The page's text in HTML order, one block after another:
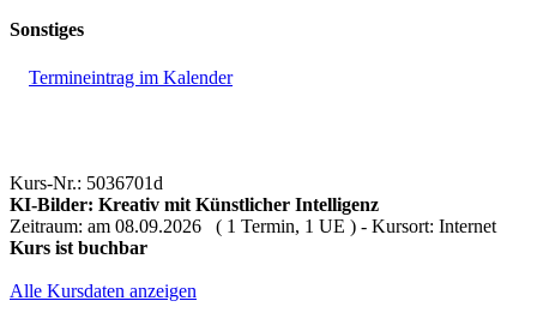
Sonstiges
Termineintrag im Kalender
Kurs-Nr.: 5036701d
KI-Bilder: Kreativ mit Künstlicher Intelligenz
Zeitraum: am 08.09.2026 ( 1 Termin, 1 UE ) - Kursort: Internet
Kurs ist buchbar
Alle Kursdaten anzeigen